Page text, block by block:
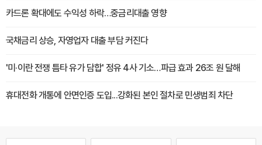
카드론 확대에도 수익성 하락…중금리대출 영향
국채금리 상승, 자영업자 대출 부담 커진다
'미·이란 전쟁 틈타 유가 담합' 정유 4사 기소…파급 효과 26조 원 달해
휴대전화 개통에 안면인증 도입...강화된 본인 절차로 민생범죄 차단